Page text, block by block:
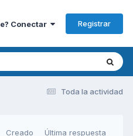
Conectar Registrar
Toda la actividad
Creado Última respuesta